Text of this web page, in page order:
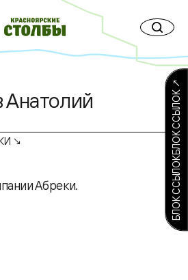
Анатолий
↘
Абреки. БЛОК ССЫЛОКБЛОК ССЫЛОК ↗